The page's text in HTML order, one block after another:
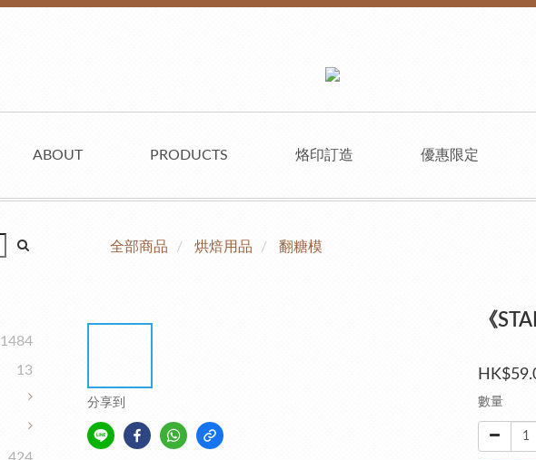
ABOUT PRODUCTS 烙印訂造 優惠限定
1484
13
全部商品 烘焙用品 翻糖模
分享到
《
數量